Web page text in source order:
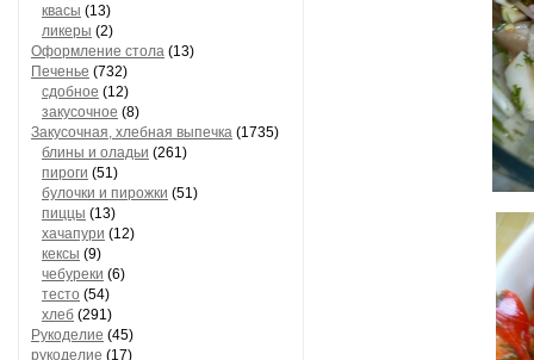
квасы (13)
ликеры (2)
Оформление стола (13)
Печенье (732)
сдобное (12)
закусочное (8)
Закусочная, хлебная выпечка (1735)
блины и оладьи (261)
пироги (51)
булочки и пирожки (51)
пиццы (13)
хачапури (12)
кексы (9)
чебуреки (6)
тесто (54)
хлеб (291)
Рукоделие (45)
рукоделие (17)